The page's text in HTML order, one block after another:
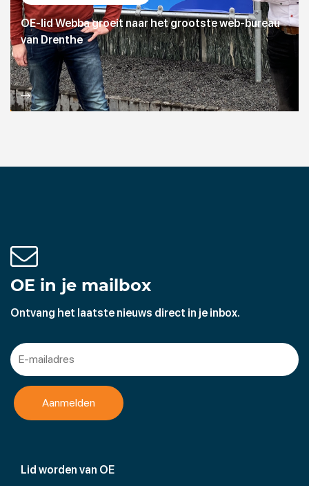
OE-lid Webba groeit naar het grootste web-bureau
van Drenthe
Lid worden van OE
OE in je mailbox
Ontvang het laatste nieuws direct in je inbox.